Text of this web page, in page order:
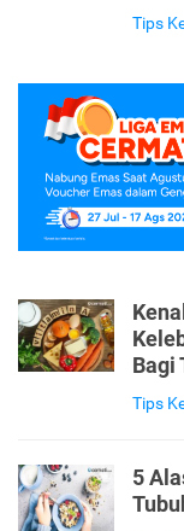
Tips
Bagi
Tips
5